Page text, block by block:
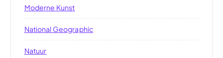
Moderne Kunst
National Geographic
Natuur